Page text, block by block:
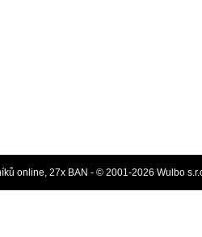
online, 27x BAN - © 2001-2026 Wulbo